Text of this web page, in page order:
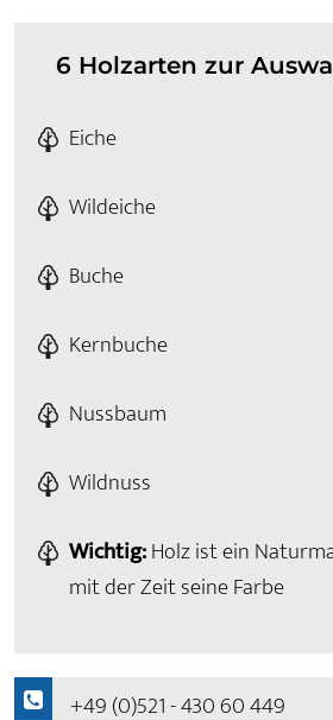
6 Holzarten zur
Eiche
Wildeiche
Buche
Kernbuche
Nussbaum
Wildnuss
Wichtig:Holz ist ein
mit der Zeit seine Farbe
+49 (0)521 - 430 60 449